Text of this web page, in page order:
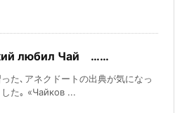
любил Чай ……
た､アネクドートの出典が気になっ
た｡ «Чайков ...